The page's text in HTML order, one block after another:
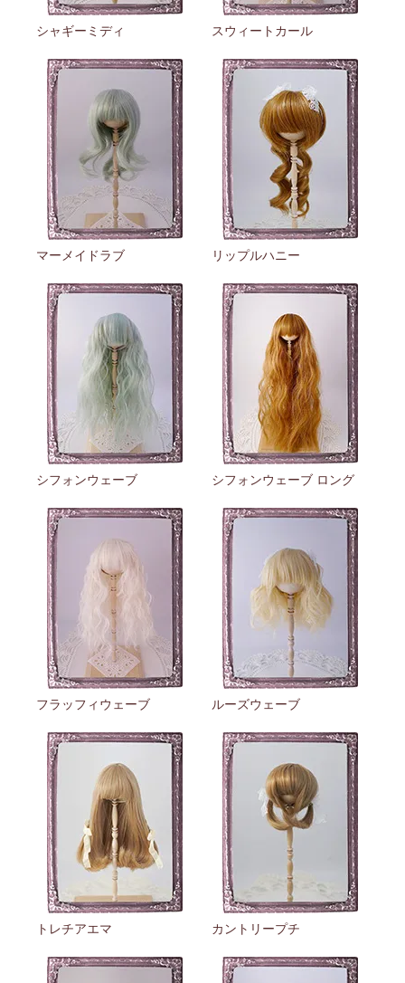
シャギーミディ スウィートカール
マーメイドラブ リップルハニー
シフォンウェーブ シフォンウェーブ ロング
フラッフィウェーブ ルーズウェーブ
トレチアエマ カントリープチ